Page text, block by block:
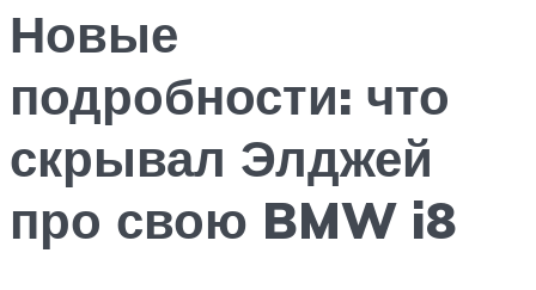
Новые
подробности: что
скрывал Элджей
про свою BMW i8